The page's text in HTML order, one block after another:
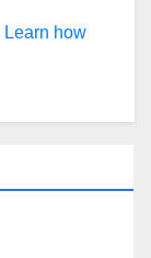
Learn how